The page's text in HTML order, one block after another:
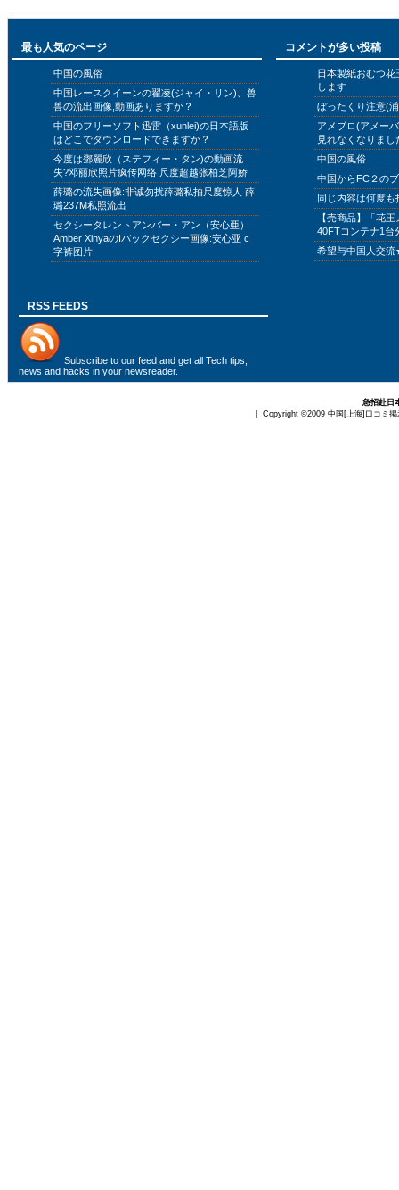
最も人気のページ
中国の風俗
中国レースクイーンの翟凌(ジャイ・リン)、兽
兽の流出画像,動画ありますか？
中国のフリーソフト迅雷（xunlei)の日本語版
はどこでダウンロードできますか？
今度は鄧麗欣（ステフィー・タン)の動画流
失?邓丽欣照片疯传网络 尺度超越张柏芝阿娇
薛璐の流失画像:非诚勿扰薛璐私拍尺度惊人 薛
璐237M私照流出
セクシータレントアンバー・アン（安心亜）
Amber XinyaのIバックセクシー画像:安心亚 c
字裤图片
コメントが多い投稿
日本製紙おむつ
します
ぼったくり注意(
アメブロ(アメー
見れなくなりまし
中国の風俗
中国からFC２の
同じ内容は何度
【売商品】「花
40FTコンテナ1台
希望与中国人交
RSS FEEDS
Subscribe to our feed and get all Tech tips,
news and hacks in your newsreader.
急招赴日
| Copyright ©2009 中国[上海]口コミ掲